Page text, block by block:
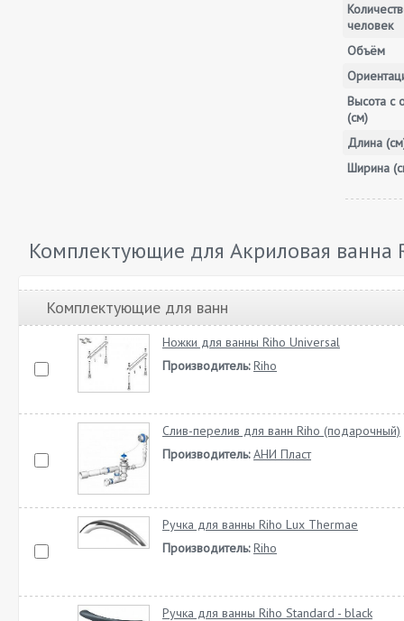
человек
Объём
Высота с
(см)
Длина
Ширина
Комплектующие для Акриловая ванна
Комплектующие для ванн
Ножки для ванны Riho Universal
Производитель: Riho
Слив-перелив для ванн Riho (подарочный)
Производитель: АНИ Пласт
Ручка для ванны Riho Lux Thermae
Производитель: Riho
Ручка для ванны Riho Standard - black